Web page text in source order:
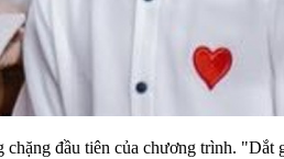
đầu tiên của chương trình. "Dắt